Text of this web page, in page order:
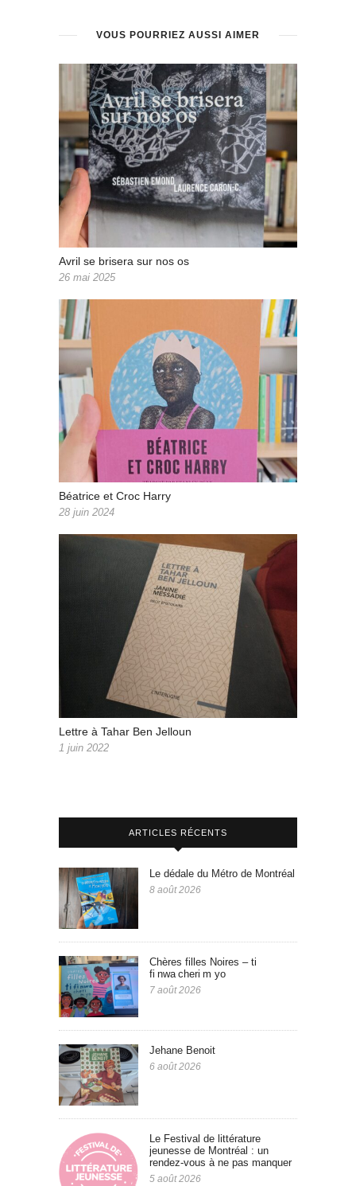
VOUS POURRIEZ AUSSI AIMER
Avril se brisera sur nos os
26 mai 2025
Béatrice et Croc Harry
28 juin 2024
Lettre à Tahar Ben Jelloun
1 juin 2022
ARTICLES RÉCENTS
Le dédale du Métro de Montréal
8 août 2026
Chères filles Noires – ti
fi nwa cheri m yo
7 août 2026
Jehane Benoit
6 août 2026
Le Festival de littérature
jeunesse de Montréal : un
rendez-vous à ne pas manquer
5 août 2026